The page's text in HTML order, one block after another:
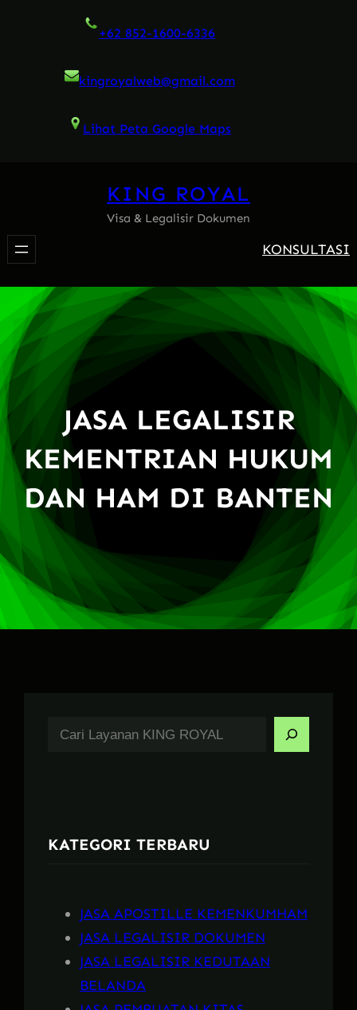
+62 852-1600-6336
kingroyalweb@gmail.com
Lihat Peta Google Maps
KING ROYAL
Visa & Legalisir Dokumen
KONSULTASI
JASA LEGALISIR
KEMENTRIAN HUKUM
DAN HAM DI BANTEN
h
KATEGORI TERBARU
JASA APOSTILLE KEMENKUMHAM
JASA LEGALISIR DOKUMEN
JASA LEGALISIR KEDUTAAN
BELANDA